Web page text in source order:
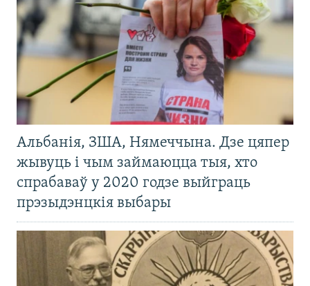
Альбанія, ЗША, Нямеччына. Дзе цяпер
жывуць і чым займаюцца тыя, хто
спрабаваў у 2020 годзе выйграць
прэзыдэнцкія выбары